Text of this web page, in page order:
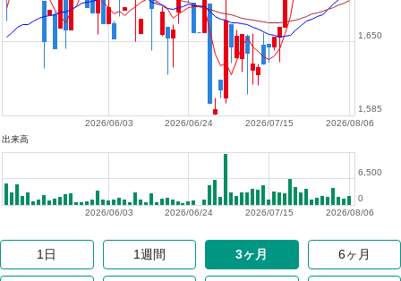
2026/08/06
2026/07/15
2026/06/24
2026/06/03
1,585
1,650
出来高
2026/08/06
2026/07/15
2026/06/24
2026/06/03
0
6,500
1日 1週間 3ヶ月 6ヶ月